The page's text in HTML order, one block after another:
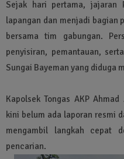
Sejak hari pertama, jajaran
lapangan dan menjadi bagian
bersama tim gabungan.
penyisiran, pemantauan,
Sungai Bayeman yang diduga
Kapolsek Tongas AKP
kini belum ada laporan resmi
mengambil langkah cepat
pencarian.